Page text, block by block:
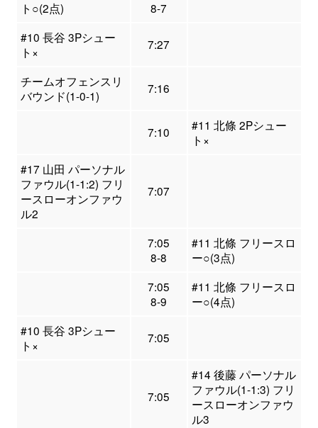
ト○(2点)
8-7
#10 長谷 3Pシュー
ト×
7:27
チームオフェンスリ
バウンド(1-0-1)
7:16
7:10
#11 北條 2Pシュー
ト×
#17 山田 パーソナル
ファウル(1-1:2) フリ
ースローオンファウ
ル2
7:07
7:05
8-8
#11 北條 フリースロ
ー○(3点)
7:05
8-9
#11 北條 フリースロ
ー○(4点)
#10 長谷 3Pシュー
ト×
7:05
7:05
#14 後藤 パーソナル
ファウル(1-1:3) フリ
ースローオンファウ
ル3